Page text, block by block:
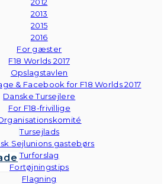
2013
2015
2016
For gæster
F18 Worlds 2017
Opslagstavlen
& Facebook for F18 Worlds 2017
Danske Tursejlere
For F18-frivillige
Tursejlads
Sejlunions gastebørs
Turforslag
Fortøjningstips
Flagning